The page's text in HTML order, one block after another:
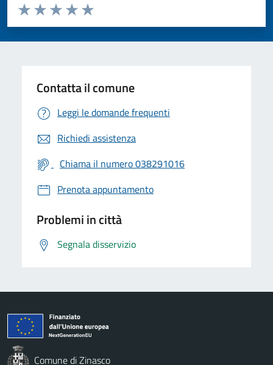
Valuta da 1 a 5 stelle la pagina
Valuta 5 stelle su 5
Valuta 4 stelle su 5
Valuta 3 stelle su 5
Valuta 2 stelle su 5
Valuta 1 stelle su 5
Contatta il comune
Leggi le domande frequenti
Richiedi assistenza
Chiama il numero 038291016
Prenota appuntamento
Problemi in città
Segnala disservizio
Comune di Zinasco